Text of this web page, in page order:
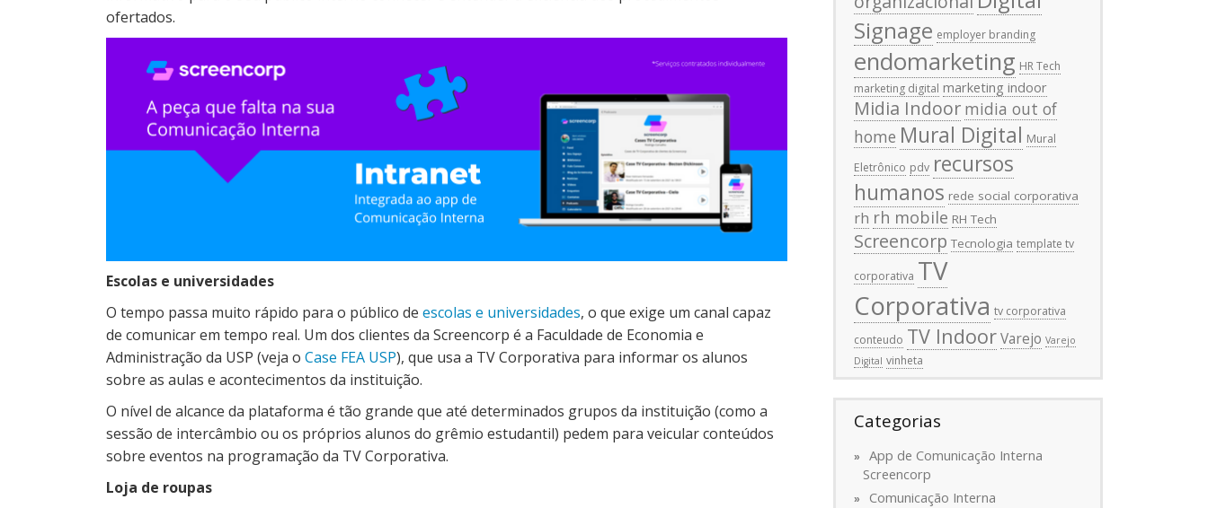
ofertados.
Escolas e universidades
O tempo passa muito rápido para o público de escolas e universidades, o que exige um canal capaz
de comunicar em tempo real. Um dos clientes da Screencorp é a Faculdade de Economia e
Administração da USP (veja o Case FEA USP), que usa a TV Corporativa para informar os alunos
sobre as aulas e acontecimentos da instituição.
O nível de alcance da plataforma é tão grande que até determinados grupos da instituição (como a
sessão de intercâmbio ou os próprios alunos do grêmio estudantil) pedem para veicular conteúdos
sobre eventos na programação da TV Corporativa.
Loja de roupas
Signage employer branding
endomarketing HR Tech
marketing digital marketing indoor
Midia Indoor midia out of
home Mural Digital Mural
Eletrônico pdv recursos
humanos rede social corporativa
rh rh mobile RH Tech
Screencorp Tecnologia template tv
corporativa TV
Corporativa tv corporativa
conteudo TV IndoorVarejo Varejo
Digital vinheta
Categorias
App de Comunicação Interna
Screencorp
Comunicação Interna